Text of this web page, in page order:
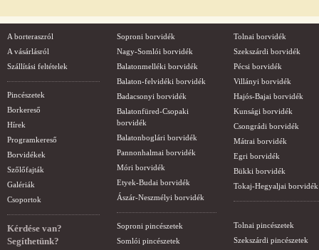
A borteraszról
A vásárlásról
Szállítási feltételek
Pincészetek
Borkereső
Hírek
Programkereső
Borvidékek
Szőlőfajták
Galériák
Csoportok
Kérdése van?
Segíthetünk?
Soproni borvidék
Nagy-Somlói borvidék
Balatonmelléki borvidék
Balaton-felvidéki borvidék
Badacsonyi borvidék
Balatonfüred-Csopaki
borvidék
Balatonboglári borvidék
Pannonhalmai borvidék
Móri borvidék
Etyek-Budai borvidék
Ászár-Neszmélyi borvidék
Soproni pincészetek
Somlói pincészetek
Tolnai borvidék
Szekszárdi borvidék
Pécsi borvidék
Villányi borvidék
Hajós-Bajai borvidék
Kunsági borvidék
Csongrádi borvidék
Mátrai borvidék
Egri borvidék
Bükki borvidék
Tokaj-Hegyaljai borvidék
Tolnai pincészetek
Szekszárdi pincészetek